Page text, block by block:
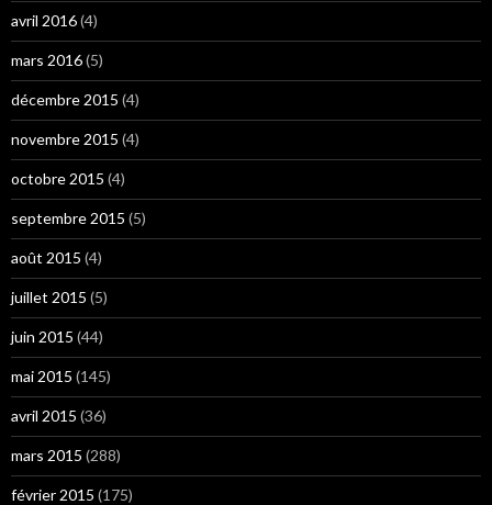
avril 2016(4)
mars 2016(5)
décembre 2015 (4)
novembre 2015 (4)
octobre 2015 (4)
septembre 2015 (5)
août 2015 (4)
juillet 2015 (5)
juin 2015 (44)
mai 2015 (145)
avril 2015 (36)
mars 2015 (288)
février 2015 (175)